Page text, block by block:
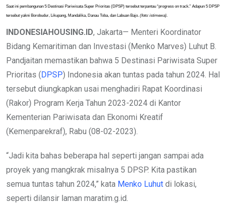
Saat ini pembangunan 5 Destinasi Pariwisata Super Prioritas (DPSP) tersebut terpantau “progress on track.” Adapun 5 DPSP
tersebut yakni Borobudur, Likupang, Mandalika, Danau Toba, dan Labuan Bajo. (foto: istimewa).
INDONESIAHOUSING.ID, Jakarta— Menteri Koordinator
Bidang Kemaritiman dan Investasi (Menko Marves) Luhut B.
Pandjaitan memastikan bahwa 5 Destinasi Pariwisata Super
Prioritas (DPSP) Indonesia akan tuntas pada tahun 2024. Hal
tersebut diungkapkan usai menghadiri Rapat Koordinasi
(Rakor) Program Kerja Tahun 2023-2024 di Kantor
Kementerian Pariwisata dan Ekonomi Kreatif
(Kemenparekraf), Rabu (08-02-2023).
“Jadi kita bahas beberapa hal seperti jangan sampai ada
proyek yang mangkrak misalnya 5 DPSP. Kita pastikan
semua tuntas tahun 2024,” kata Menko Luhut di lokasi,
seperti dilansir laman maratim.g.id.